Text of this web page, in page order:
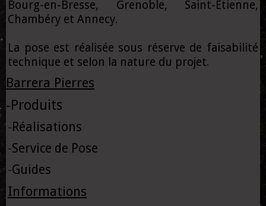
Bourg-en-Bresse, Grenoble, Saint-Étienne,
Chambéry et Annecy.
La pose est réalisée sous réserve de faisabilité
technique et selon la nature du projet.
Barrera Pierres
-Produits
- Réalisations
-Service de Pose
-Guides
Informations